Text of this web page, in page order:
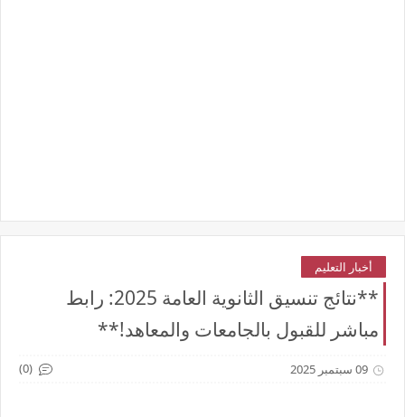
أخبار التعليم
**نتائج تنسيق الثانوية العامة 2025: رابط
مباشر للقبول بالجامعات والمعاهد!**
09 سبتمبر 2025 (0)